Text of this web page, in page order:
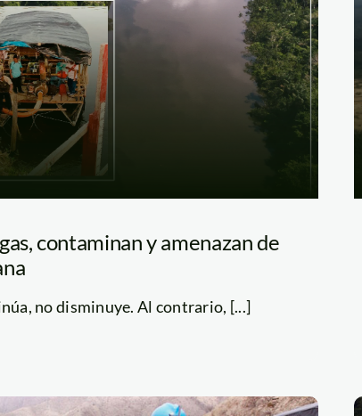
contaminan y amenazan de
no disminuye. Al contrario, [...]